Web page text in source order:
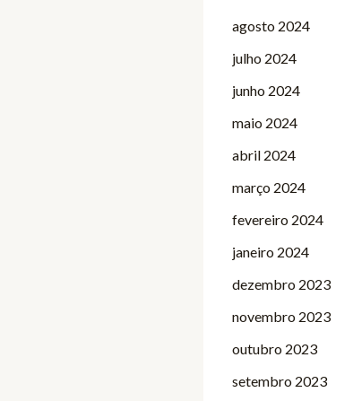
agosto 2024
julho 2024
junho 2024
maio 2024
abril 2024
março 2024
fevereiro 2024
janeiro 2024
dezembro 2023
novembro 2023
outubro 2023
setembro 2023